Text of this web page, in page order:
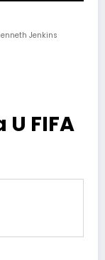
Jenkins
FIFA